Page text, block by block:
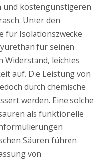
und kostengünstigeren
Unter den
für Isolationszwecke
für seinen
Widerstand, leichtes
auf. Die Leistung von
durch chemische
werden. Eine solche
als funktionelle
Säuren führen
von